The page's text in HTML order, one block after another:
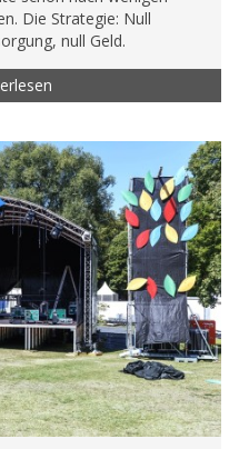
Die Strategie: Null
null Geld.